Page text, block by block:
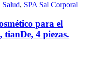
Salud, SPA Sal Corporal
para el
4 piezas.